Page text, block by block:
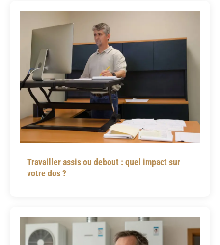
Travailler assis ou debout : quel impact sur
votre dos ?